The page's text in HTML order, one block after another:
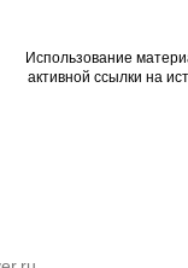
Использование
активной ссылки на